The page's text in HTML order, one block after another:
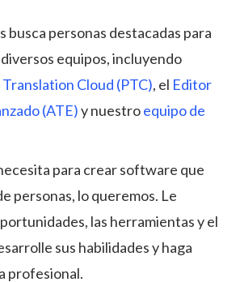
busca personas destacadas para
equipos, incluyendo
Cloud (PTC), el Editor
(ATE)y nuestroequipo de
para crear software que
personas, lo queremos. Le
las herramientas y el
sus habilidades y haga
profesional.